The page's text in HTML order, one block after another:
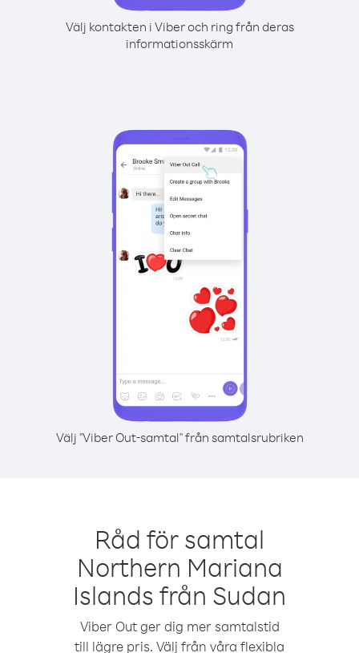
Välj kontakten i Viber och ring från deras
informationsskärm
Välj "Viber Out-samtal" från samtalsrubriken
Råd för samtal
Northern Mariana
Islands från Sudan
Viber Out ger dig mer samtalstid
till lägre pris. Välj från våra flexibla